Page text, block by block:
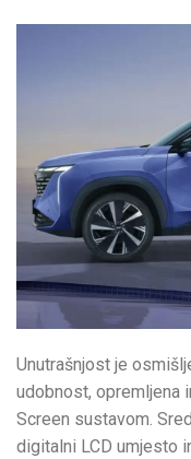
Unutrašnjost je
udobnost, opremljena
Screen sustavom.
digitalni LCD umjesto